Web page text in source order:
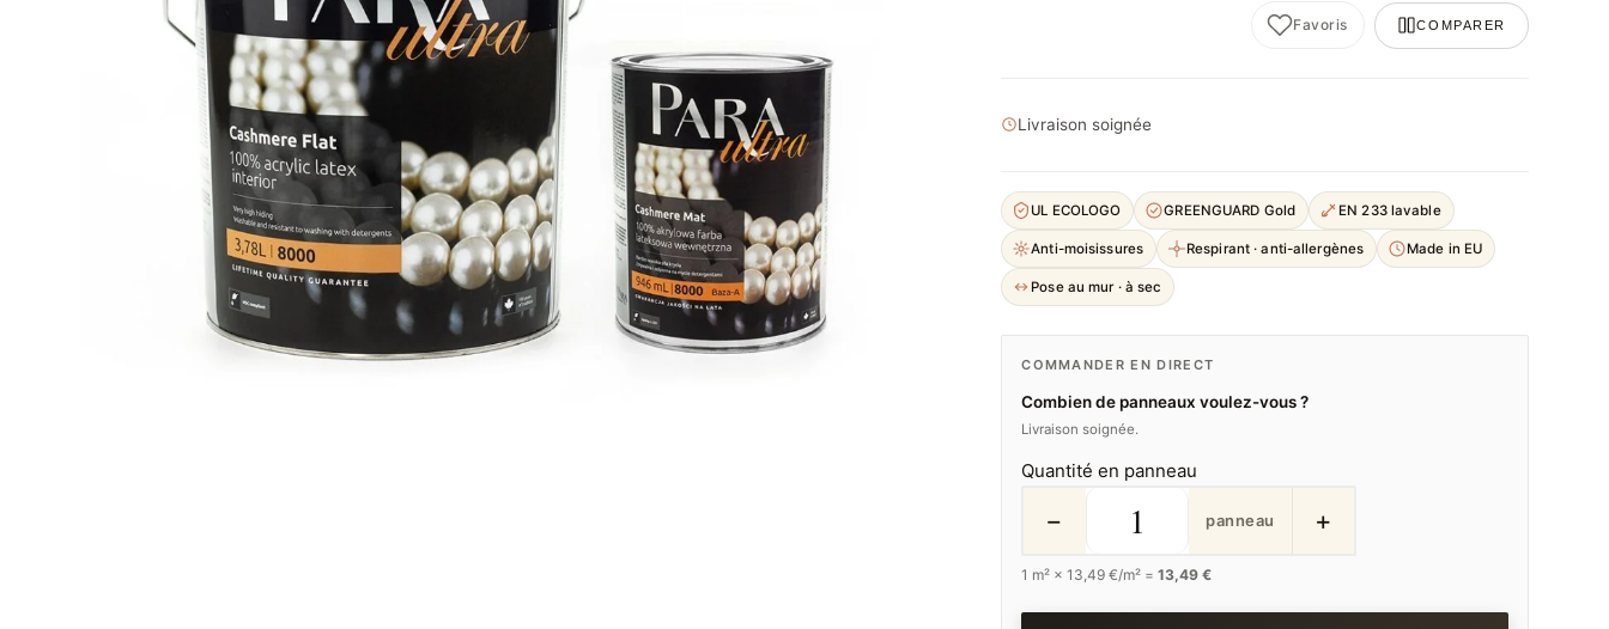
Favoris COMPARER
Livraison soignée
UL ECOLOGO GREENGUARD Gold EN 233 lavable
Anti-moisissures Respirant · anti-allergènes Made in EU
Pose au mur · à sec
COMMANDER EN DIRECT
Combien de panneaux voulez-vous ?
Livraison soignée.
Quantité en panneau
− panneau +
1 m² ×13,49 €/m² =13,49 €